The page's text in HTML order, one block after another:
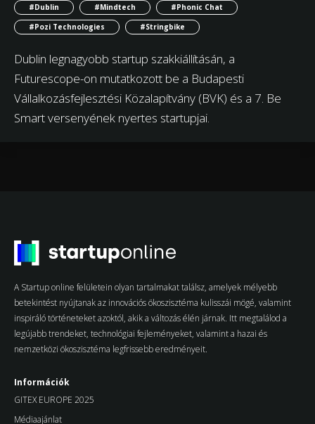
#Dublin #Mindtech
#Phonic Chat
#Pozi Technologies
#Stringbike
Dublin legnagyobb startup szakkiállításán, a
Futurescope-on mutatkozott be a Budapesti
Vállalkozásfejlesztési Közalapítvány (BVK) és a 7. Be
Smart versenyének nyertes startupjai.
A Startup online felületein olyan tartalmakat találsz, amelyek mélyebb
betekintést nyújtanak az innovációs ökoszisztéma kulisszái mögé, valamint
inspiráló történeteket azoktól, akik a változás élén járnak. Itt megtalálod a
legújabb trendeket, technológiai fejleményeket, valamint a hazai és
nemzetközi ökoszisztéma legfrissebb eredményeit.
Információk
GITEX EUROPE 2025
Médiaajánlat